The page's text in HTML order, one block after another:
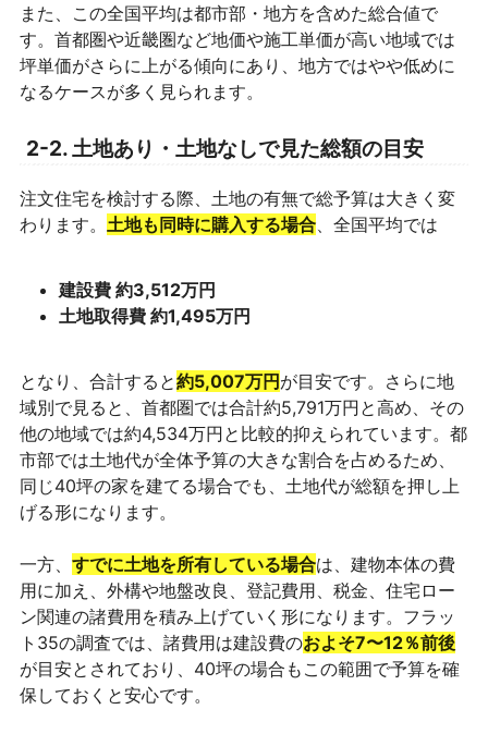
また、この全国平均は都市部・地方を含めた総合値で
す。首都圏や近畿圏など地価や施工単価が高い地域では
坪単価がさらに上がる傾向にあり、地方ではやや低めに
なるケースが多く見られます。
2-2. 土地あり・土地なしで見た総額の目安
注文住宅を検討する際、土地の有無で総予算は大きく変
わります。 土地も同時に購入する場合 、全国平均では
建設費 約3,512万円
土地取得費 約1,495万円
となり、合計すると約5,007万円が目安です。さらに地
域別で見ると、首都圏では合計約5,791万円と高め、その
他の地域では約4,534万円と比較的抑えられています。都
市部では土地代が全体予算の大きな割合を占めるため、
同じ40坪の家を建てる場合でも、土地代が総額を押し上
げる形になります。
一方、 すでに土地を所有している場合は、建物本体の費
用に加え、外構や地盤改良、登記費用、税金、住宅ロー
ン関連の諸費用を積み上げていく形になります。フラッ
ト35の調査では、諸費用は建設費のおよそ7〜12％前後
が目安とされており、40坪の場合もこの範囲で予算を確
保しておくと安心です。